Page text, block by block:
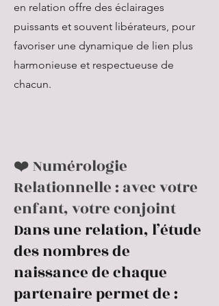
en relation offre des éclairages
puissants et souvent libérateurs, pour
favoriser une dynamique de lien plus
harmonieuse et respectueuse de
chacun.
❤️ Numérologie
Relationnelle : avec votre
enfant, votre conjoint
Dans une relation, l’étude
des nombres de
naissance de chaque
partenaire permet de :